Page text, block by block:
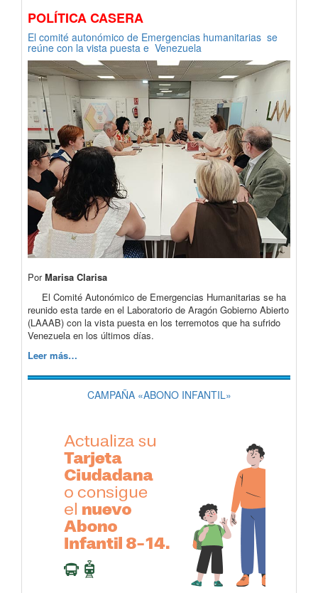
POLÍTICA CASERA
El comité autonómico de Emergencias humanitarias se
reúne con la vista puesta e Venezuela
PorMarisa Clarisa
El Comité Autonómico de Emergencias Humanitarias se ha
reunido esta tarde en el Laboratorio de Aragón Gobierno Abierto
(LAAAB) con la vista puesta en los terremotos que ha sufrido
Venezuela en los últimos días.
Leer más…
CAMPAÑA «ABONO INFANTIL»